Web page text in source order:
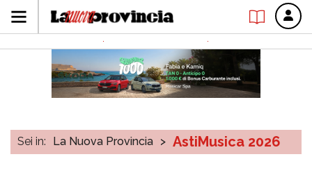
Sei in: La Nuova Provincia > AstiMusica 2026